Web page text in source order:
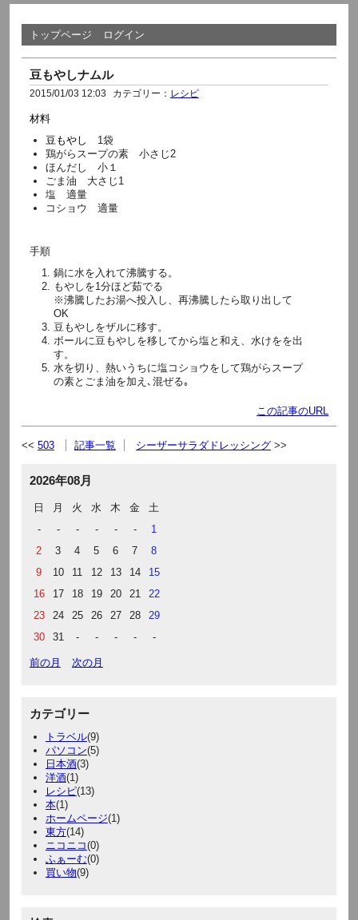
トップページ ログイン
豆もやしナムル
2015/01/03 12:03 カテゴリー： レシピ
材料
豆もやし 1袋
鶏がらスープの素 小さじ2
ほんだし 小１
ごま油 大さじ1
塩 適量
コショウ 適量
手順
鍋に水を入れて沸騰する。
もやしを1分ほど茹でる
※沸騰したお湯へ投入し、再沸騰したら取り出して
OK
豆もやしをザルに移す。
ボールに豆もやしを移してから塩と和え、水けをを出
す。
水を切り、熱いうちに塩コショウをして鶏がらスープ
の素とごま油を加え､混ぜる｡
この記事のURL
503 記事一覧 シーザーサラダドレッシング
2026年08月
日 月 火 水 木 金
土
-
- - - - -
1
2
3 4 5 6 7
8
9
10 11 12 13 14
15
16
17 18 19 20 21
22
23
24 25 26 27 28
29
30
31 - - - - -
前の月 次の月
カテゴリー
トラベル(9)
パソコン(5)
日本酒(3)
洋酒(1)
レシピ(13)
本(1)
ホームページ(1)
東方(14)
ニコニコ(0)
ふぁーむ(0)
買い物(9)